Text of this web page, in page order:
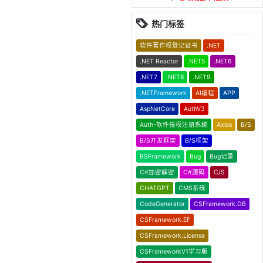
热门标签
软件著作权登记证书 .NET
.NET Reactor .NET5 .NET6
.NET7 .NET8 .NET9
.NETFramework AI编程 APP
AspNetCore AuthV3
Auth-软件授权注册系统 Axios B/S
B/S开发框架 B/S框架
BSFramework Bug Bug记录
C#加密解密 C#源码 C/S
CHATGPT CMS系统
CodeGenerator CSFramework.DB
CSFramework.EF
CSFramework.License
CSFrameworkV1学习版